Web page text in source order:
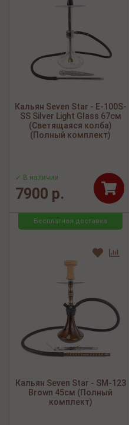
Кальян Seven Star - E-100S-
SS Silver Light Glass 67см
(Светящаяся колба)
(Полный комплект)
✓ В наличии
7900 р.
Бесплатная доставка
Кальян Seven Star - SM-123
Brown 45см (Полный
комплект)